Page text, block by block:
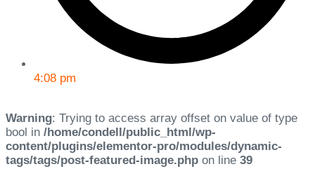
4:08 pm
Warning: Trying to access array offset on value of type
bool in /home/condell/public_html/wp-
content/plugins/elementor-pro/modules/dynamic-
tags/tags/post-featured-image.php on line 39